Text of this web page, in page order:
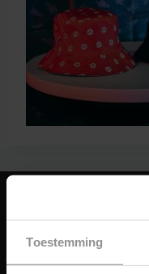
Toestemming